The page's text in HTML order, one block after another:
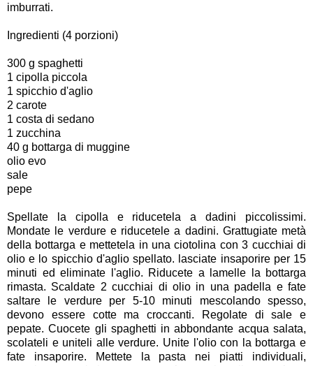
imburrati.
Ingredienti (4 porzioni)
300 g spaghetti
1 cipolla piccola
1 spicchio d'aglio
2 carote
1 costa di sedano
1 zucchina
40 g bottarga di muggine
olio evo
sale
pepe
Spellate la cipolla e riducetela a dadini piccolissimi.
Mondate le verdure e riducetele a dadini. Grattugiate metà
della bottarga e mettetela in una ciotolina con 3 cucchiai di
olio e lo spicchio d'aglio spellato. lasciate insaporire per 15
minuti ed eliminate l'aglio. Riducete a lamelle la bottarga
rimasta. Scaldate 2 cucchiai di olio in una padella e fate
saltare le verdure per 5-10 minuti mescolando spesso,
devono essere cotte ma croccanti. Regolate di sale e
pepate. Cuocete gli spaghetti in abbondante acqua salata,
scolateli e uniteli alle verdure. Unite l'olio con la bottarga e
fate insaporire. Mettete la pasta nei piatti individuali,